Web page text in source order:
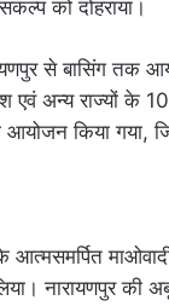
को दोहराया।
से बासिंग
एवं अन्य राज्यों के
किया गया,
नारायणपुर की